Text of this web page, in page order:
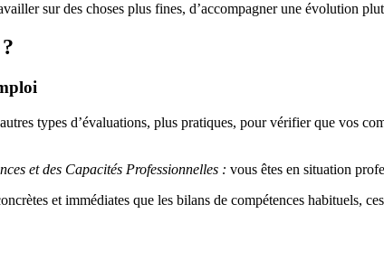
sur des choses plus fines, d’accompagner une évolution
types d’évaluations, plus pratiques, pour vérifier que vos
et des Capacités Professionnelles : vous êtes en situation
et immédiates que les bilans de compétences habituels,